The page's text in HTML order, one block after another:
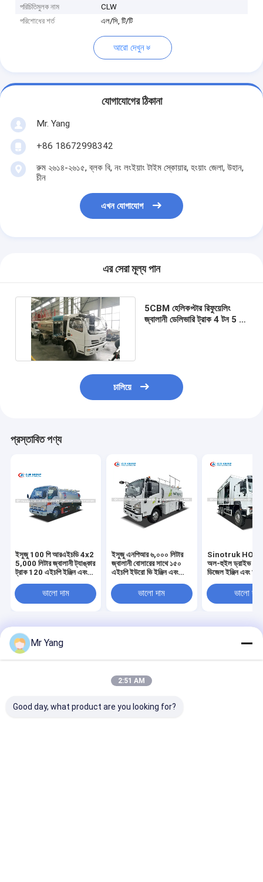
পরিচিতিমুলক নাম
CLW
পরিশোধের শর্ত
এল/সি, টি/টি
আরো দেখুন
যোগাযোগের ঠিকানা
Mr. Yang
+86 18672998342
রুম ২৬১৪-২৬১৫, ব্লক বি, নং লংইয়াং টাইম স্কোয়ার, হংয়াং জেলা, উহান,
চীন
এখন যোগাযোগ
এর সেরা মূল্য পান
5CBM হেলিকপ্টার রিফুয়েলিং
জ্বালানী ডেলিভারি ট্রাক 4 টন 5 টন
চালিয়ে
প্রস্তাবিত পণ্য
ইসুজু 100 পি আরএইচডি 4x2
5,000 লিটার জ্বালানী ট্যাঙ্কার
ট্রাক 120 এইচপি ইঞ্জিন এবং
অ্যান্টি-কোরোশন ট্যাঙ্ক সহ
ভালো দাম
ইসুজু এনপিআর ৬,০০০ লিটার
জ্বালানী বোসারের সাথে ১৫০
এইচপি ইউরো ভি ইঞ্জিন এবং
ইন্টিগ্রেটেড জ্বালানী বিতরণকারী
ভালো দাম
Sinotruk
অল-হুইল ড্রাইভ
ডিজেল ইঞ্জিন এবং
ট্যাঙ্ক সহ ক্রুড অয়েল
ভালো দাম
বাড়ি
সম্পর্কে
সাইট ম্যাপ
Privacy Policy
চীন কারখানা.Copyright © 2026 HUBEI CHENGLI
SPECIAL AUTOMOBILE CO,.LTD. All Rights Reserved.
Mr Yang
2:51 AM
Good day, what product are you looking for?